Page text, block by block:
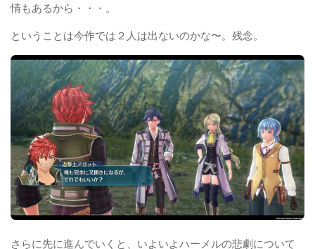
情もあるから・・・。
ということは今作では２人は出ないのかな〜。残念。
さらに先に進んでいくと、いよいよハーメルの悲劇について